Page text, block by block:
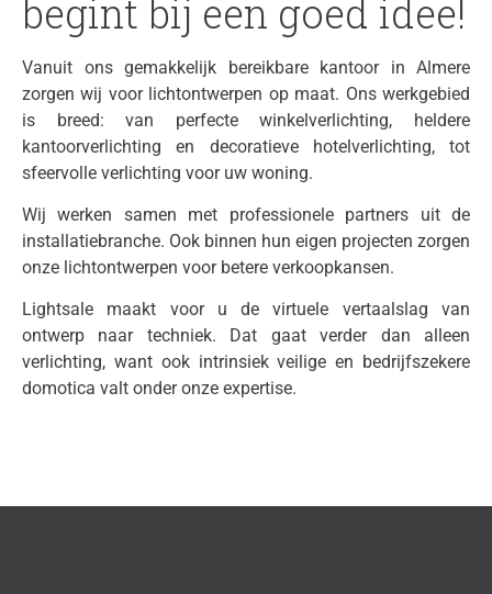
begint bij een goed idee!
Vanuit ons gemakkelijk bereikbare kantoor in Almere
zorgen wij voor lichtontwerpen op maat. Ons werkgebied
is breed: van perfecte winkelverlichting, heldere
kantoorverlichting en decoratieve hotelverlichting, tot
sfeervolle verlichting voor uw woning.
Wij werken samen met professionele partners uit de
installatiebranche. Ook binnen hun eigen projecten zorgen
onze lichtontwerpen voor betere verkoopkansen.
Lightsale maakt voor u de virtuele vertaalslag van
ontwerp naar techniek. Dat gaat verder dan alleen
verlichting, want ook intrinsiek veilige en bedrijfszekere
domotica valt onder onze expertise.